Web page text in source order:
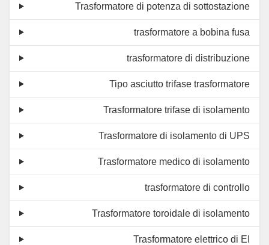
Trasformatore di potenza di sottostazione
trasformatore a bobina fusa
trasformatore di distribuzione
Tipo asciutto trifase trasformatore
Trasformatore trifase di isolamento
Trasformatore di isolamento di UPS
Trasformatore medico di isolamento
trasformatore di controllo
Trasformatore toroidale di isolamento
Trasformatore elettrico di EI